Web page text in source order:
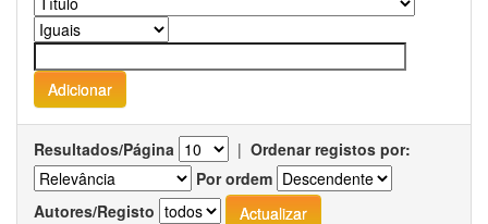
Resultados/Página | Ordenar registos por:
Por ordem
Autores/Registo